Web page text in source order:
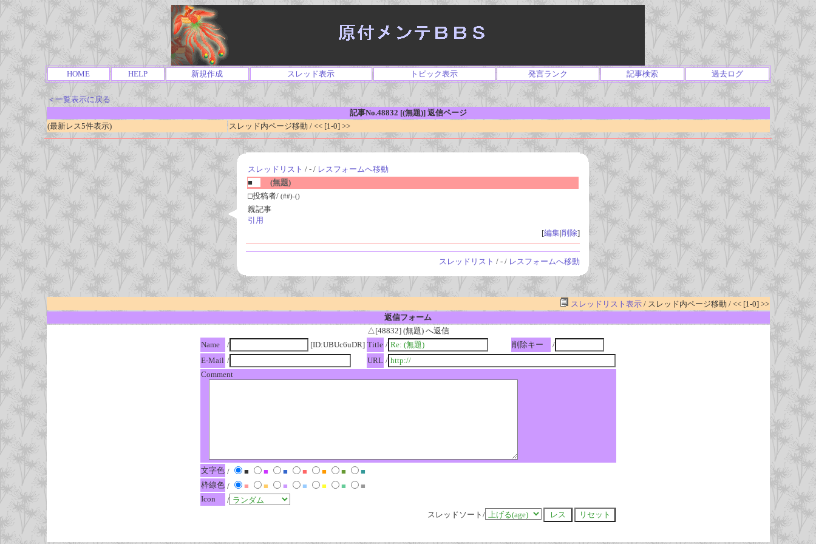
HOME HELP 新規作成 スレッド表示 トピック表示 発言ランク 記事検索 過去ログ
＜一覧表示に戻る
記事No.48832 [(無題)] 返信ページ
(最新レス5件表示)
スレッド内ページ移動 / << [1-0] >>
スレッドリスト / - / レスフォームへ移動
■
(無題)
□投稿者/ (##)-()
親記事
引用
[編集|削除]
スレッドリスト / - / レスフォームへ移動
スレッドリスト表示/ スレッド内ページ移動 / << [1-0] >>
返信フォーム
△[48832] (無題) へ返信
Name
/ [ID:UBUc6uDR] Title / 削除キー
/
E-Mail / URL /
Comment
文字色 / ■ ■ ■ ■ ■ ■
■
枠線色 / ■ ■ ■ ■ ■ ■
■
Icon
/
スレッドソート/